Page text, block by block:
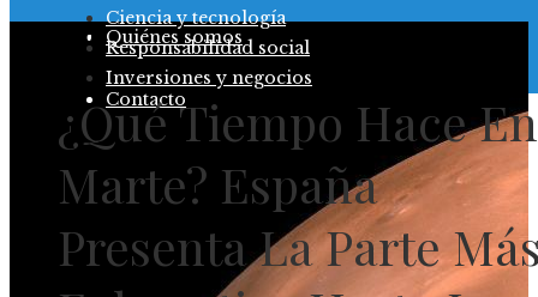
Quiénes somos
Contacto
Ciencia y tecnología
Responsabilidad social
Inversiones y negocios
Salud
¿Qué Tiempo Hace En
Marte? España
Presenta La Parte